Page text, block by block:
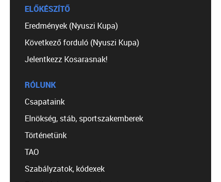
ELŐKÉSZÍTŐ
Eredmények (Nyuszi Kupa)
Következő forduló (Nyuszi Kupa)
Jelentkezz Kosarasnak!
RÓLUNK
Csapataink
Elnökség, stáb, sportszakemberek
Történetünk
TAO
Szabályzatok, kódexek